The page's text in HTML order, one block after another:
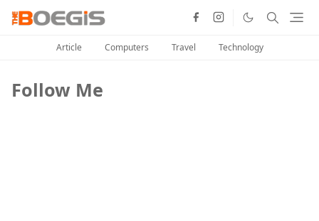
Article Computers Travel Technology
Follow Me